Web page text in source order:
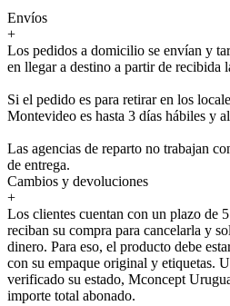
Envíos
+
Los pedidos a domicilio se envían y
en llegar a destino a partir de recibida
Si el pedido es para retirar en los
Montevideo es hasta 3 días hábiles y
Las agencias de reparto no trabajan
de entrega.
Cambios y devoluciones
+
Los clientes cuentan con un plazo de
reciban su compra para cancelarla y
dinero. Para eso, el producto debe
con su empaque original y etiquetas.
verificado su estado, Mconcept
importe total abonado.